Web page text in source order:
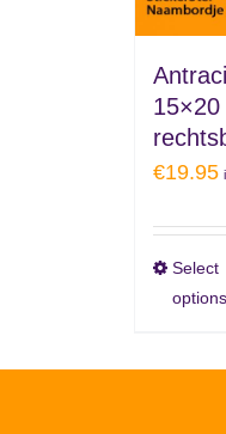
€19.95
Select
options